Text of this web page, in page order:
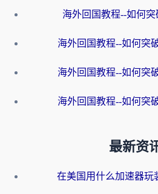
海外回国教程--如何
海外回国教程--如何突
海外回国教程--如何突
海外回国教程--如何突
最新资